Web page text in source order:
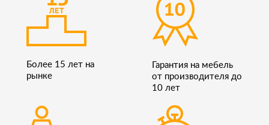
Более 15 лет на
рынке
Гарантия на мебель
от производителя до
10 лет